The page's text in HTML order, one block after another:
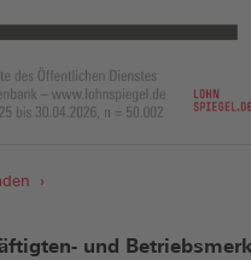
und